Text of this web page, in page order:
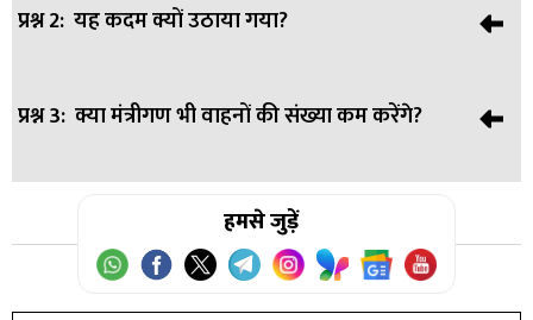
उत्तर: अब केवल 8 गाड़ियां ही शामिल होंगी।
प्रश्न 2: यह कदम क्यों उठाया गया?
उत्तर: प्रधानमंत्री मोदी की ईंधन बचाओ अपील और पर्यावरणीय चुनौतियों
प्रश्न 3: क्या मंत्रीगण भी वाहनों की संख्या कम करेंगे?
हाँ, सभी मंत्रीगण और पदाधिकारी न्यूनतम वाहनों का उपयोग
हमसे जुड़ें